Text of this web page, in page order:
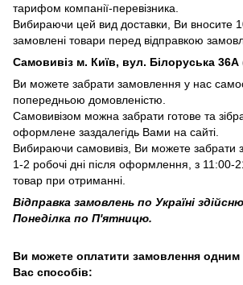
тарифом компанії-перевізника.
Вибираючи цей вид доставки, Ви вносите
замовлені товари перед відправкою
Самовивіз м. Київ, вул. Білоруська
Ви можете забрати замовлення у нас
попередньою домовленістю.
Самовивізом можна забрати готове та
оформлене заздалегідь Вами на сайті.
Вибираючи самовивіз, Ви можете забрати
1-2 робочі дні після оформлення, з 11:00-
товар при отриманні.
Відправка замовлень по Україні
Понеділка по П'ятницю.
Ви можете оплатити замовлення одним
Вас способів: